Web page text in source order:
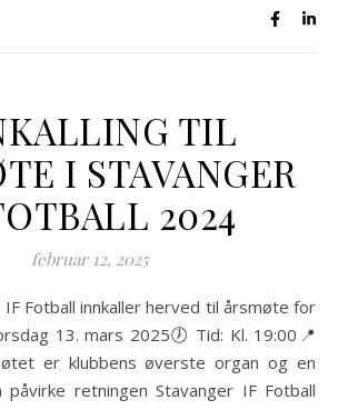
TIL
I STAVANGER
2024
februar 12, 2025
13. mars 2025🕖 Tid: Kl. 19:00📍
er klubbens øverste organ og en
retningen Stavanger IF Fotball